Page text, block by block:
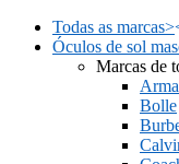
Todas as marcas>
Óculos de sol
Marcas de
Bolle